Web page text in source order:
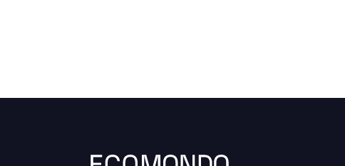
Green Jobs and Skills